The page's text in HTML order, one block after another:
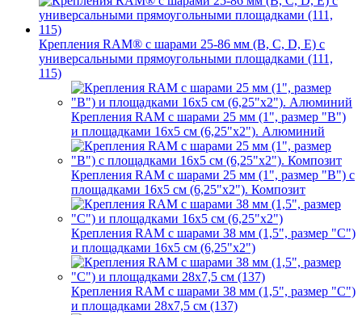
Крепления RAM® с шарами 25-86 мм (B, C, D, E) с
универсальными прямоугольными площадками (111,
115)
Крепления RAM с шарами 25 мм (1", размер "B")
и площадками 16х5 см (6,25"х2"). Алюминий
Крепления RAM с шарами 25 мм (1", размер "B") с
площадками 16х5 см (6,25"х2"). Композит
Крепления RAM с шарами 38 мм (1,5", размер "C")
и площадками 16х5 см (6,25"х2")
Крепления RAM с шарами 38 мм (1,5", размер "C")
и площадками 28х7,5 см (137)